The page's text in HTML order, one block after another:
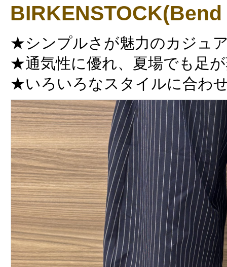
★シンプルさが魅力のカジュ
★通気性に優れ、夏場でも足
★いろいろなスタイルに合わ